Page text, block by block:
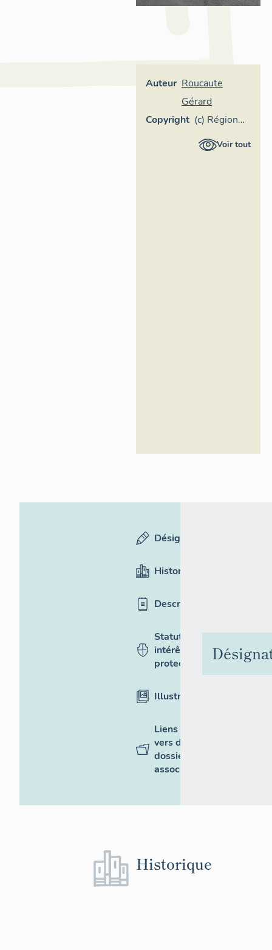
Auteur Roucaute
Gérard
Copyright (c) Région
Provence-Voir tout
Désignation
Historique
Description
Statut,
intérêt et
protection
Illustrations
Liens
vers des
dossiers
associés
Historique